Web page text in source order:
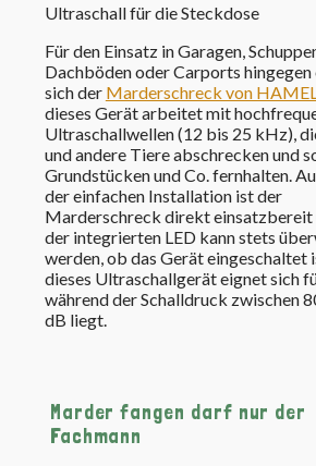
Ultraschallfür die Steckdose
Für den Einsatz in Garagen,
Dachböden oder Carports hingegen
sich der Marderschreck von
dieses Gerät arbeitet mit
Ultraschallwellen (12 bis 25 kHz),
und andere Tiere abschrecken und
Grundstücken und Co. fernhalten.
der einfachen Installation ist der
Marderschreck direkt einsatzbereit
der integrierten LED kann stets
werden, ob das Gerät eingeschaltet
dieses Ultraschallgerät eignet sich
während der Schalldruck zwischen
dB liegt.
Marder fangen darf nur der
Fachmann